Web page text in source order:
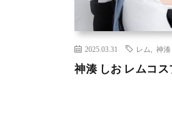
2025.03.31 レム 神湊
神湊 しお レムコス